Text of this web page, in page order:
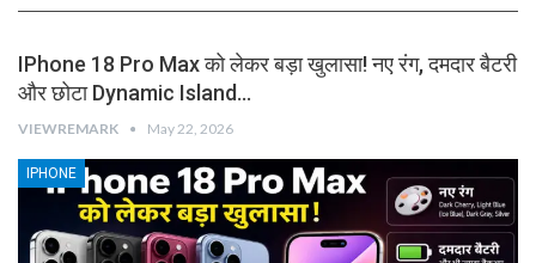
IPhone 18 Pro Max को लेकर बड़ा खुलासा! नए रंग, दमदार बैटरी
और छोटा Dynamic Island…
VIEWREMARK May 22, 2026
IPHONE